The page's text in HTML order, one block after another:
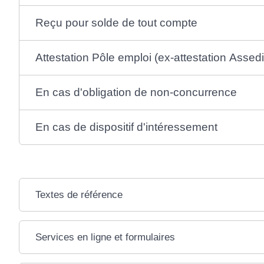
Reçu pour solde de tout compte
Attestation Pôle emploi (ex-attestation
En cas d'obligation de non-concurrence
En cas de dispositif d'intéressement
Textes de référence
Services en ligne et formulaires